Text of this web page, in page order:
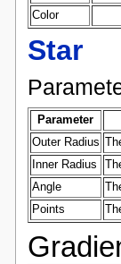
Color
Star
Parameter
Outer Radius
Inner Radius
Angle
Points